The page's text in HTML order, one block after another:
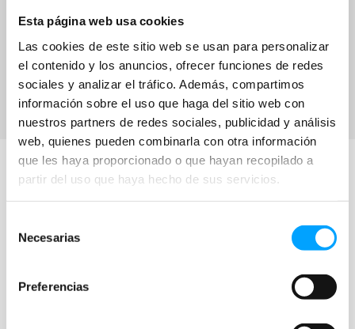
Esta página web usa cookies
Las cookies de este sitio web se usan para personalizar
el contenido y los anuncios, ofrecer funciones de redes
sociales y analizar el tráfico. Además, compartimos
información sobre el uso que haga del sitio web con
nuestros partners de redes sociales, publicidad y análisis
web, quienes pueden combinarla con otra información
que les haya proporcionado o que hayan recopilado a
partir del uso que haya hecho de sus servicios.
Necesarias
Preferencias
Actividades
Películas